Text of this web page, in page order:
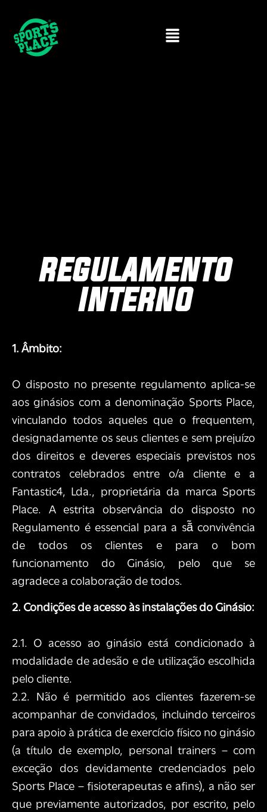
regulamento
interno
1. Âmbito:
O disposto no presente regulamento aplica-se
aos ginásios com a denominação Sports Place,
vinculando todos aqueles que o frequentem,
designadamente os seus clientes e sem prejuízo
dos direitos e deveres especiais previstos nos
contratos celebrados entre o/a cliente e a
Fantastic4, Lda., proprietária da marca Sports
Place. A estrita observância do disposto no
Regulamento é essencial para a sã̃ convivência
de todos os clientes e para o bom
funcionamento do Ginásio, pelo que se
agradece a colaboração de todos.
2. Condições de acesso às instalações do Ginásio:
2.1. O acesso ao ginásio está condicionado à
modalidade de adesão e de utilização escolhida
pelo cliente.
2.2. Não é permitido aos clientes fazerem-se
acompanhar de convidados, incluindo terceiros
para apoio à prática de exercício físico no ginásio
(a título de exemplo, personal trainers – com
exceção dos devidamente credenciados pelo
Sports Place – fisioterapeutas e afins), a não ser
que previamente autorizados, por escrito, pelo